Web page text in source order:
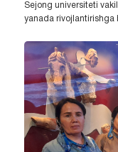
Sejong universiteti
yanada rivojlantirishga